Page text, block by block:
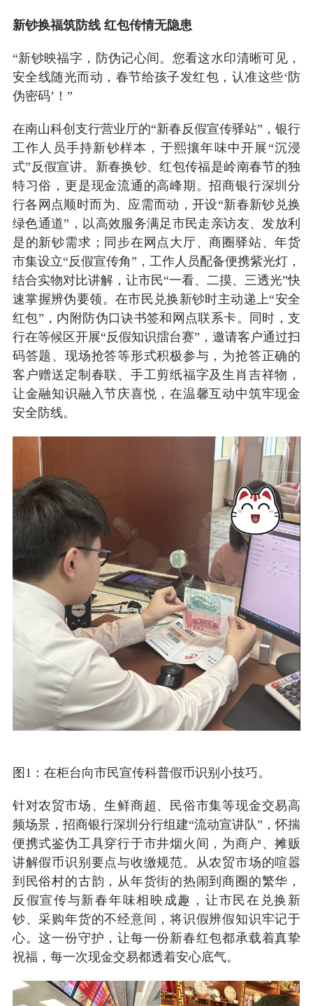
新钞换福筑防线 红包传情无隐患
“新钞映福字，防伪记心间。您看这水印清晰可见，
安全线随光而动，春节给孩子发红包，认准这些‘防
伪密码’！”
在南山科创支行营业厅的“新春反假宣传驿站”，银行
工作人员手持新钞样本，于熙攘年味中开展“沉浸
式”反假宣讲。新春换钞、红包传福是岭南春节的独
特习俗，更是现金流通的高峰期。招商银行深圳分
行各网点顺时而为、应需而动，开设“新春新钞兑换
绿色通道”，以高效服务满足市民走亲访友、发放利
是的新钞需求；同步在网点大厅、商圈驿站、年货
市集设立“反假宣传角”，工作人员配备便携紫光灯，
结合实物对比讲解，让市民“一看、二摸、三透光”快
速掌握辨伪要领。在市民兑换新钞时主动递上“安全
红包”，内附防伪口诀书签和网点联系卡。同时，支
行在等候区开展“反假知识擂台赛”，邀请客户通过扫
码答题、现场抢答等形式积极参与，为抢答正确的
客户赠送定制春联、手工剪纸福字及生肖吉祥物，
让金融知识融入节庆喜悦，在温馨互动中筑牢现金
安全防线。
图1：在柜台向市民宣传科普假币识别小技巧。
针对农贸市场、生鲜商超、民俗市集等现金交易高
频场景，招商银行深圳分行组建“流动宣讲队”，怀揣
便携式鉴伪工具穿行于市井烟火间，为商户、摊贩
讲解假币识别要点与收缴规范。从农贸市场的喧嚣
到民俗村的古韵，从年货街的热闹到商圈的繁华，
反假宣传与新春年味相映成趣，让市民在兑换新
钞、采购年货的不经意间，将识假辨假知识牢记于
心。这一份守护，让每一份新春红包都承载着真挚
祝福，每一次现金交易都透着安心底气。